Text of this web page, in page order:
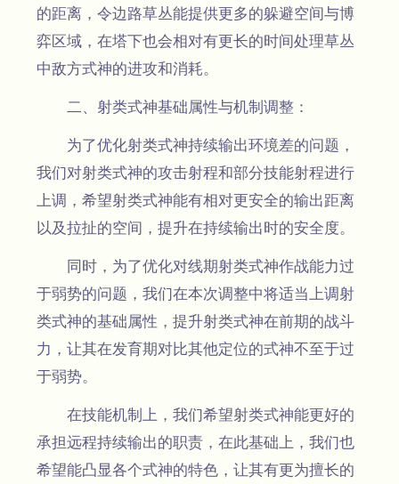
的距离，令边路草丛能提供更多的躲避空间与博
弈区域，在塔下也会相对有更长的时间处理草丛
中敌方式神的进攻和消耗。
二、射类式神基础属性与机制调整：
为了优化射类式神持续输出环境差的问题，
我们对射类式神的攻击射程和部分技能射程进行
上调，希望射类式神能有相对更安全的输出距离
以及拉扯的空间，提升在持续输出时的安全度。
同时，为了优化对线期射类式神作战能力过
于弱势的问题，我们在本次调整中将适当上调射
类式神的基础属性，提升射类式神在前期的战斗
力，让其在发育期对比其他定位的式神不至于过
于弱势。
在技能机制上，我们希望射类式神能更好的
承担远程持续输出的职责，在此基础上，我们也
希望能凸显各个式神的特色，让其有更为擅长的